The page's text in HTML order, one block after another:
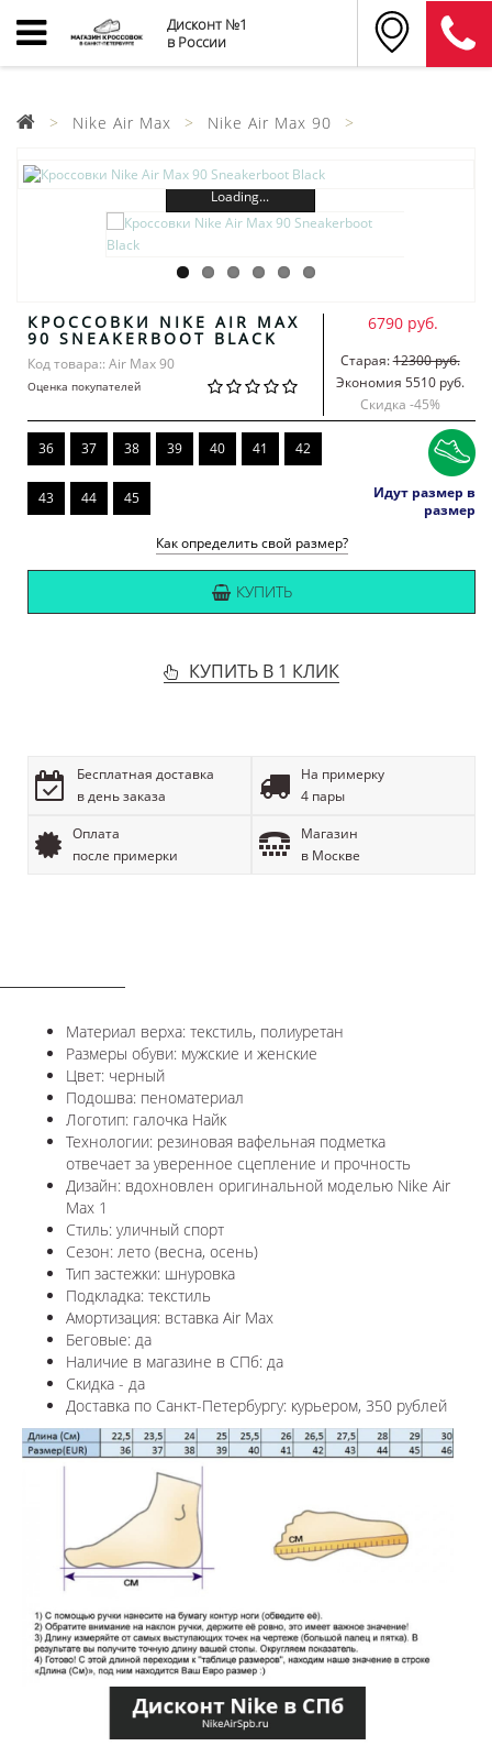
Дисконт №1
в России
Nike Air Max Nike Air Max 90
Loading...
КРОССОВКИ NIKE AIR MAX
90 SNEAKERBOOT BLACK
Код товара:: Air Max 90
Оценка покупателей
6790 руб.
Старая:12300 руб.
Экономия 5510 руб.
Скидка -45%
36 37 38 39 40 41 42
43 44 45
Идут размер в
размер
Как определить свой размер?
КУПИТЬ
КУПИТЬ В 1 КЛИК
Бесплатная доставка
в день заказа
На примерку
4 пары
Оплата
после примерки
Магазин
в Москве
Материал верха: текстиль, полиуретан
Размеры обуви: мужские и женские
Цвет: черный
Подошва: пеноматериал
Логотип: галочка Найк
Технологии: резиновая вафельная подметка
отвечает за уверенное сцепление и прочность
Дизайн: вдохновлен оригинальной моделью Nike Air
Max 1
Стиль: уличный спорт
Сезон: лето (весна, осень)
Тип застежки: шнуровка
Подкладка: текстиль
Амортизация: вставка Air Max
Беговые: да
Наличие в магазине в СПб: да
Скидка - да
Доставка по Санкт-Петербургу: курьером, 350 рублей